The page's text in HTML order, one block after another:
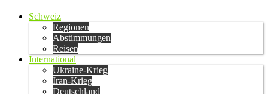
Schweiz
Regionen
Abstimmungen
Reisen
International
Ukraine-Krieg
Iran-Krieg
Deutschland